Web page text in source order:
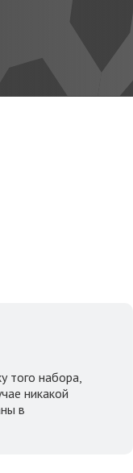
того набора,
никакой
в